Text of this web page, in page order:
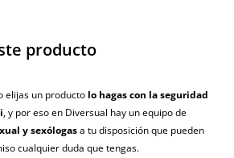
producto
elijas un producto lo hagas con la seguridad
, y por eso en Diversual hay un equipo de
y sexólogasa tu disposición que pueden
cualquier duda que tengas.